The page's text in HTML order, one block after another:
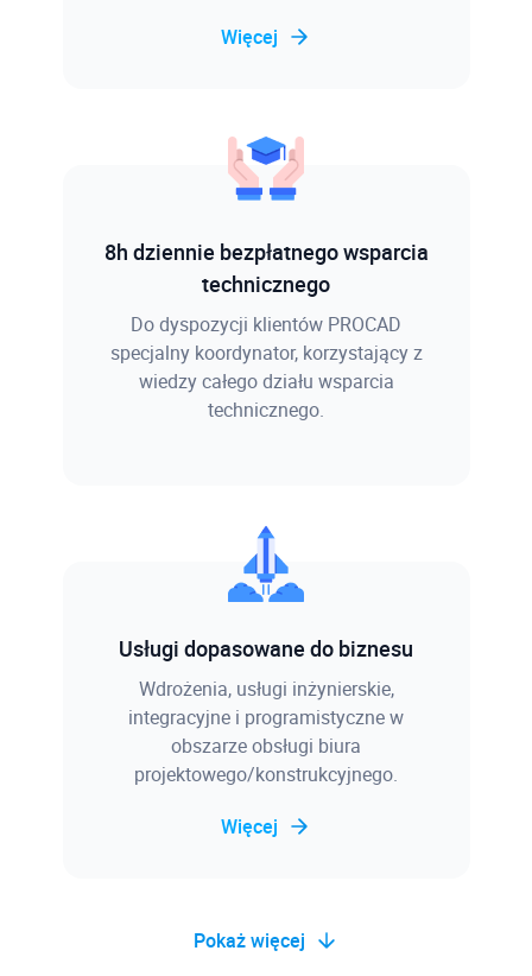
Więcej
8h dziennie bezpłatnego wsparcia
technicznego
Do dyspozycji klientów PROCAD
specjalny koordynator, korzystający z
wiedzy całego działu wsparcia
technicznego.
Usługi dopasowane do biznesu
Wdrożenia, usługi inżynierskie,
integracyjne i programistyczne w
obszarze obsługi biura
projektowego/konstrukcyjnego.
Więcej
Pokaż więcej